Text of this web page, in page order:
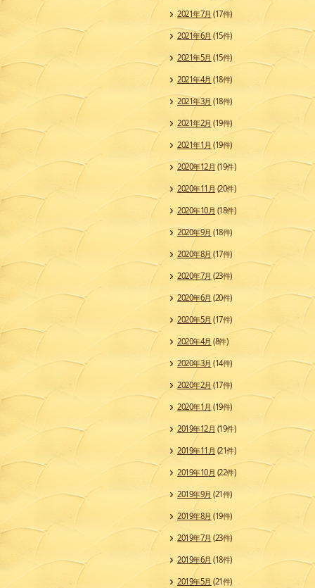
2021年7月 (17件)
2021年6月 (15件)
2021年5月 (15件)
2021年4月(18件)
2021年3月 (18件)
2021年2月 (19件)
2021年1月 (19件)
2020年12月 (19件)
2020年11月 (20件)
2020年10月(18件)
2020年9月 (18件)
2020年8月 (17件)
2020年7月 (23件)
2020年6月 (20件)
2020年5月 (17件)
2020年4月(8件)
2020年3月 (14件)
2020年2月 (17件)
2020年1月 (19件)
2019年12月 (19件)
2019年11月 (21件)
2019年10月(22件)
2019年9月 (21件)
2019年8月 (19件)
2019年7月 (23件)
2019年6月 (18件)
2019年5月 (21件)